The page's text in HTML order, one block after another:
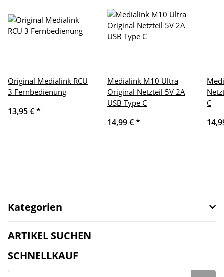
Original Medialink RCU
3 Fernbedienung
13,95 €*
Medialink M10 Ultra
Original Netzteil 5V 2A
USB Type C
14,99 €*
C
Kategorien
ARTIKEL SUCHEN
SCHNELLKAUF